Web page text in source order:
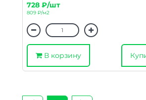
728 ₽/шт
809 ₽/м2
В корзину